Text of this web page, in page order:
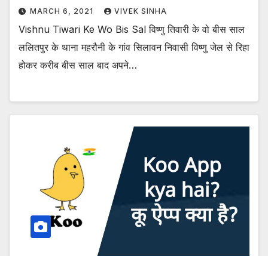
MARCH 6, 2021 VIVEK SINHA
Vishnu Tiwari Ke Wo Bis Sal विष्णु तिवारी के वो बीस साल
ललितपुर के थाना महरौनी के गांव सिलावन निवासी विष्णु जेल से रिहा
होकर करीब बीस साल बाद अपने…